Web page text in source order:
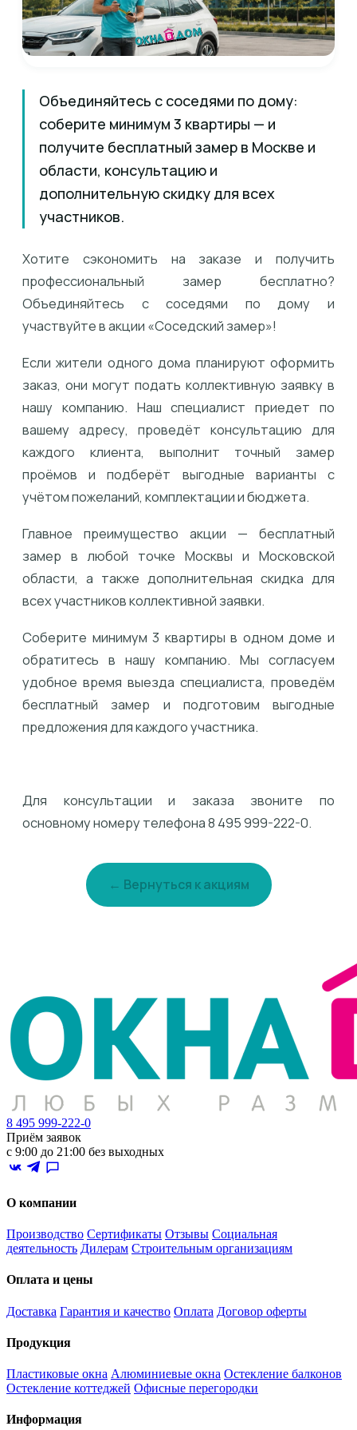
Объединяйтесь с соседями по дому:
соберите минимум 3 квартиры — и
получите бесплатный замер в Москве и
области, консультацию и
дополнительную скидку для всех
участников.
Хотите сэкономить на заказе и получить
профессиональный замер бесплатно?
Объединяйтесь с соседями по дому и
участвуйте в акции «Соседский замер»!
Если жители одного дома планируют оформить
заказ, они могут подать коллективную заявку в
нашу компанию. Наш специалист приедет по
вашему адресу, проведёт консультацию для
каждого клиента, выполнит точный замер
проёмов и подберёт выгодные варианты с
учётом пожеланий, комплектации и бюджета.
Главное преимущество акции — бесплатный
замер в любой точке Москвы и Московской
области, а также дополнительная скидка для
всех участников коллективной заявки.
Соберите минимум 3 квартиры в одном доме и
обратитесь в нашу компанию. Мы согласуем
удобное время выезда специалиста, проведём
бесплатный замер и подготовим выгодные
предложения для каждого участника.
Для консультации и заказа звоните по
основному номеру телефона 8 495 999-222-0.
← Вернуться к акциям
8 495 999-222-0
Приём заявок
с 9:00 до 21:00 без выходных
О компании
Производство Сертификаты Отзывы Социальная
деятельность Дилерам Строительным организациям
Оплата и цены
Доставка Гарантия и качество Оплата Договор оферты
Продукция
Пластиковые окна Алюминиевые окна Остекление балконов
Остекление коттеджей Офисные перегородки
Информация